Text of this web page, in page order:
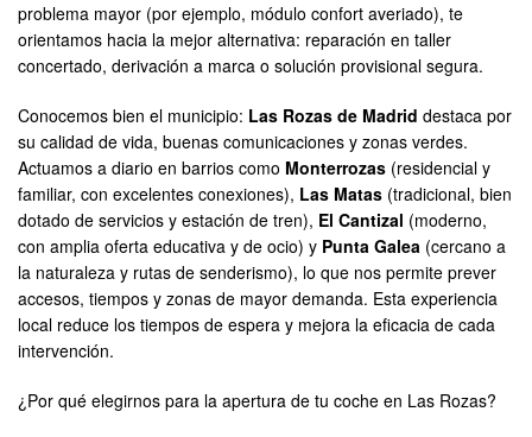
problema mayor (por ejemplo, módulo confort averiado), te
orientamos hacia la mejor alternativa: reparación en taller
concertado, derivación a marca o solución provisional segura.
Conocemos bien el municipio: Las Rozas de Madrid destaca por
su calidad de vida, buenas comunicaciones y zonas verdes.
Actuamos a diario en barrios como Monterrozas (residencial y
familiar, con excelentes conexiones), Las Matas (tradicional, bien
dotado de servicios y estación de tren), El Cantizal (moderno,
con amplia oferta educativa y de ocio) y Punta Galea (cercano a
la naturaleza y rutas de senderismo), lo que nos permite prever
accesos, tiempos y zonas de mayor demanda. Esta experiencia
local reduce los tiempos de espera y mejora la eficacia de cada
intervención.
¿Por qué elegirnos para la apertura de tu coche en Las Rozas?